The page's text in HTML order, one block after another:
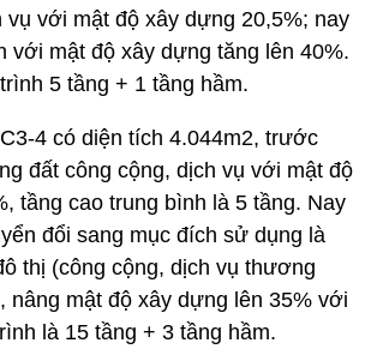
vụ với mật độ xây dựng 20,5%; nay
với mật độ xây dựng tăng lên 40%.
5 tầng + 1 tầng hầm.
4 có diện tích 4.044m2, trước
đất công cộng, dịch vụ với mật độ
tầng cao trung bình là 5 tầng. Nay
đổi sang mục đích sử dụng là
thị (công cộng, dịch vụ thương
nâng mật độ xây dựng lên 35% với
là 15 tầng + 3 tầng hầm.